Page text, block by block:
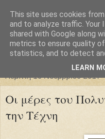
Φιλαρέτη
"ἄγει πρός φῶς τήν
Πέμπτη 16 Νοεμβρίου 2017
Οι μέρες του
την Τέχνη
This site uses cookies
and to analyze traffic. Your
shared with Google along
metrics to ensure quality
statistics, and to detect
LEARN